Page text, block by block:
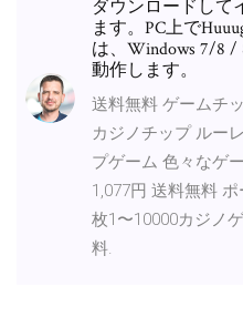
ダウンロードして
ます。PC上で
は、Windows 7/8 /
動作します。
送料無料 ゲームチ
カジノチップ ルー
プゲーム 色々なゲ
1,077円 送料無料
枚1〜10000カジノ
料.